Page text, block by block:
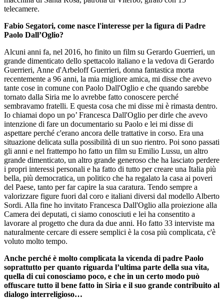
telecamere.
Fabio Segatori, come nasce l'interesse per la figura di Padre
Paolo Dall’Oglio?
Alcuni anni fa, nel 2016, ho finito un film su Gerardo Guerrieri, un
grande dimenticato dello spettacolo italiano e la vedova di Gerardo
Guerrieri, Anne d'Arbeloff Guerrieri, donna fantastica morta
recentemente a 96 anni, la mia migliore amica, mi disse che avevo
tante cose in comune con Paolo Dall'Oglio e che quando sarebbe
tornato dalla Siria me lo avrebbe fatto conoscere perché
sembravamo fratelli. E questa cosa che mi disse mi è rimasta dentro.
Io chiamai dopo un po’ Francesca Dall'Oglio per dirle che avevo
intenzione di fare un documentario su Paolo e lei mi disse di
aspettare perché c'erano ancora delle trattative in corso. Era una
situazione delicata sulla possibilità di un suo rientro. Poi sono passati
gli anni e nel frattempo ho fatto un film su Emilio Lussu, un altro
grande dimenticato, un altro grande generoso che ha lasciato perdere
i propri interessi personali e ha fatto di tutto per creare una Italia più
bella, più democratica, un politico che ha regalato la casa ai poveri
del Paese, tanto per far capire la sua caratura. Tendo sempre a
valorizzare figure fuori dal coro e italiani diversi dal modello Alberto
Sordi. Alla fine ho invitato Francesca Dall'Oglio alla proiezione alla
Camera dei deputati, ci siamo conosciuti e lei ha consentito a
lavorare al progetto che dura da due anni. Ho fatto 33 interviste ma
naturalmente cercare di essere semplici è la cosa più complicata, c'è
voluto molto tempo.
Anche perché è molto complicata la vicenda di padre Paolo
soprattutto per quanto riguarda l’ultima parte della sua vita,
quella di cui conosciamo poco, e che in un certo modo può
offuscare tutto il bene fatto in Siria e il suo grande contribuito al
dialogo interreligioso…